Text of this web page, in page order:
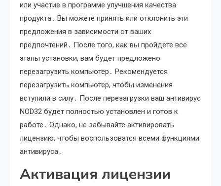
или участие в программе улучшения качества
продукта․ Вы можете принять или отклонить эти
предложения в зависимости от ваших
предпочтений․ После того, как вы пройдете все
этапы установки, вам будет предложено
перезагрузить компьютер․ Рекомендуется
перезагрузить компьютер, чтобы изменения
вступили в силу․ После перезагрузки ваш антивирус
NOD32 будет полностью установлен и готов к
работе․ Однако, не забывайте активировать
лицензию, чтобы воспользоватся всеми функциями
антивируса․
Активация лицензии